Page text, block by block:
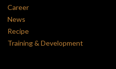
Career
News
Recipe
Training & Development